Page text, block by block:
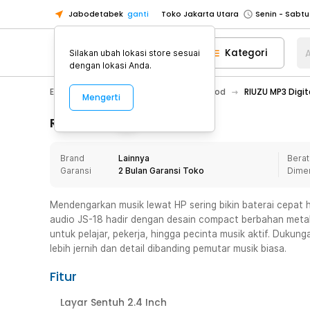
Jabodetabek ganti Toko Jakarta Utara
Toko Tangerang
Toko Cikupa
Pick n Go Jakarta Barat
Senin -
Pick n Go Bekasi
Senin - Jumat
Senin - Jumat
Senin -
Senin -
Toko Tangerang
Toko Cikupa
Pick n Go Jakarta Barat
Senin -
Senin - Jumat
Senin - Jumat
Kategori
Electronic Audio MP3 Player & iPod RIUZU MP3
Rincian Produk
Brand
Lainnya
Garansi
2 Bulan Garansi Toko
Mendengarkan musik lewat HP sering bikin baterai cepat
audio JS-18 hadir dengan desain compact berbahan
untuk pelajar, pekerja, hingga pecinta musik aktif.
lebih jernih dan detail dibanding pemutar musik biasa.
Fitur
Layar Sentuh 2.4 Inch
Silakan ubah lokasi store sesuai
dengan lokasi Anda.
Mengerti